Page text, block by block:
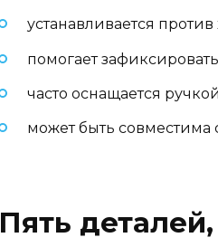
устанавливается
помогает
часто оснащается
может быть совместима
Пять